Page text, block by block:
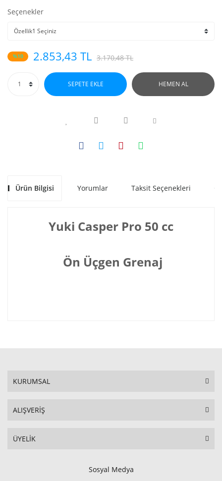
Seçenekler
%10 2.853,43 TL 3.170,48 TL
SEPETE EKLE HEMEN AL
Ürün Bilgisi Yorumlar Taksit Seçenekleri
Yuki Casper Pro 50 cc
Ön Üçgen Grenaj
KURUMSAL
ALIŞVERİŞ
ÜYELİK
Sosyal Medya